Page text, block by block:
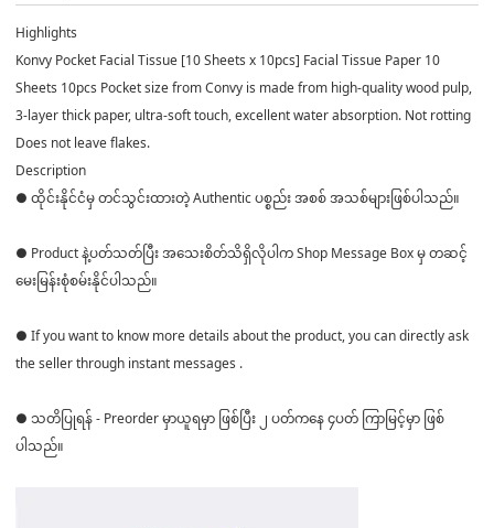
Highlights
Konvy Pocket Facial Tissue [10 Sheets x 10pcs] Facial Tissue Paper 10
Sheets 10pcs Pocket size from Convy is made from high-quality wood pulp,
3-layer thick paper, ultra-soft touch, excellent water absorption. Not rotting
Does not leave flakes.
Description
● ထိုင်းနိုင်ငံမှ တင်သွင်းထားတဲ့ Authentic ပစ္စည်း အစစ် အသစ်များဖြစ်ပါသည်။
● Product နဲ့ပတ်သတ်ပြီး အသေးစိတ်သိရှိလိုပါက Shop Message Box မှ တဆင့်
မေးမြန်းစုံစမ်းနိုင်ပါသည်။
● If you want to know more details about the product, you can directly ask
the seller through instant messages .
● သတိပြုရန် - Preorder မှာယူရမှာ ဖြစ်ပြီး ၂ ပတ်ကနေ ၄ပတ် ကြာမြင့်မှာ ဖြစ်
ပါသည်။